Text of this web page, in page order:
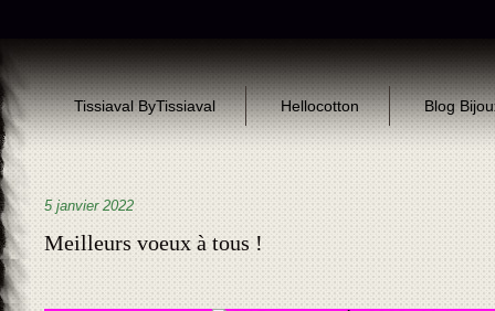
Tissiaval ByTissiaval Hellocotton Blog
5 janvier 2022
Meilleurs voeux à tous !